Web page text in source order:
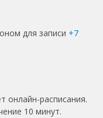
для записи +7
онлайн-расписания.
10 минут.